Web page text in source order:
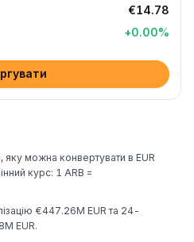
€14.78
+0.00%
можна конвертувати в EUR
курс: 1 ARB =
€447.26M EUR та 24-
EUR.